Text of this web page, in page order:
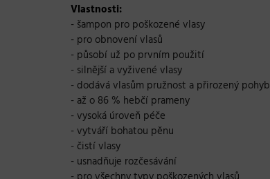
Vlastnosti:
- šampon pro poškozené vlasy
- pro obnovení vlasů
- působí už po prvním použití
- silnější a vyživené vlasy
- dodává vlasům pružnost a přirozený pohyb
- až o 86 % hebčí prameny
- vysoká úroveň péče
- vytváří bohatou pěnu
- čistí vlasy
- usnadňuje rozčesávání